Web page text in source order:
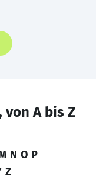
von A bis Z
N O P
Z